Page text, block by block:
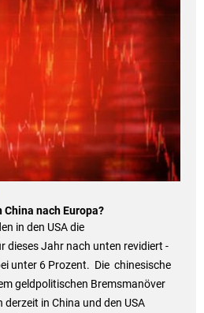
nach Europa?
in den USA die
dieses Jahr nach unten revidiert -
unter 6 Prozent. Die chinesische
geldpolitischen Bremsmanöver
in China und den USA